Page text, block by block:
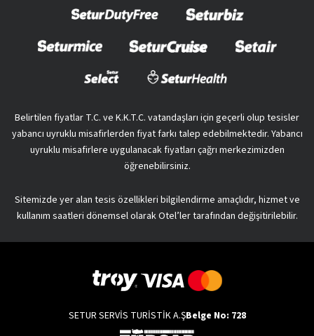
Belirtilen fiyatlar T.C. ve K.K.T.C. vatandaşları için geçerli olup tesisler
yabancı uyruklu misafirlerden fiyat farkı talep edebilmektedir. Yabancı
uyruklu misafirlere uygulanacak fiyatları çağrı merkezimizden
öğrenebilirsiniz.
Sitemizde yer alan tesis özellikleri bilgilendirme amaçlıdır, hizmet ve
kullanım saatleri dönemsel olarak Otel’ler tarafından değişitirilebilir.
SETUR SERVİS TURİSTİK A.ŞBelge No: 728